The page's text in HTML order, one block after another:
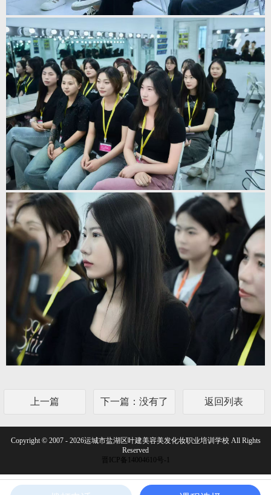
上一篇 下一篇：没有了 返回列表
Copyright © 2007 - 2026运城市盐湖区叶建美容美发化妆职业培训学校 All Rights
Reserved
晋ICP备14004610号-1